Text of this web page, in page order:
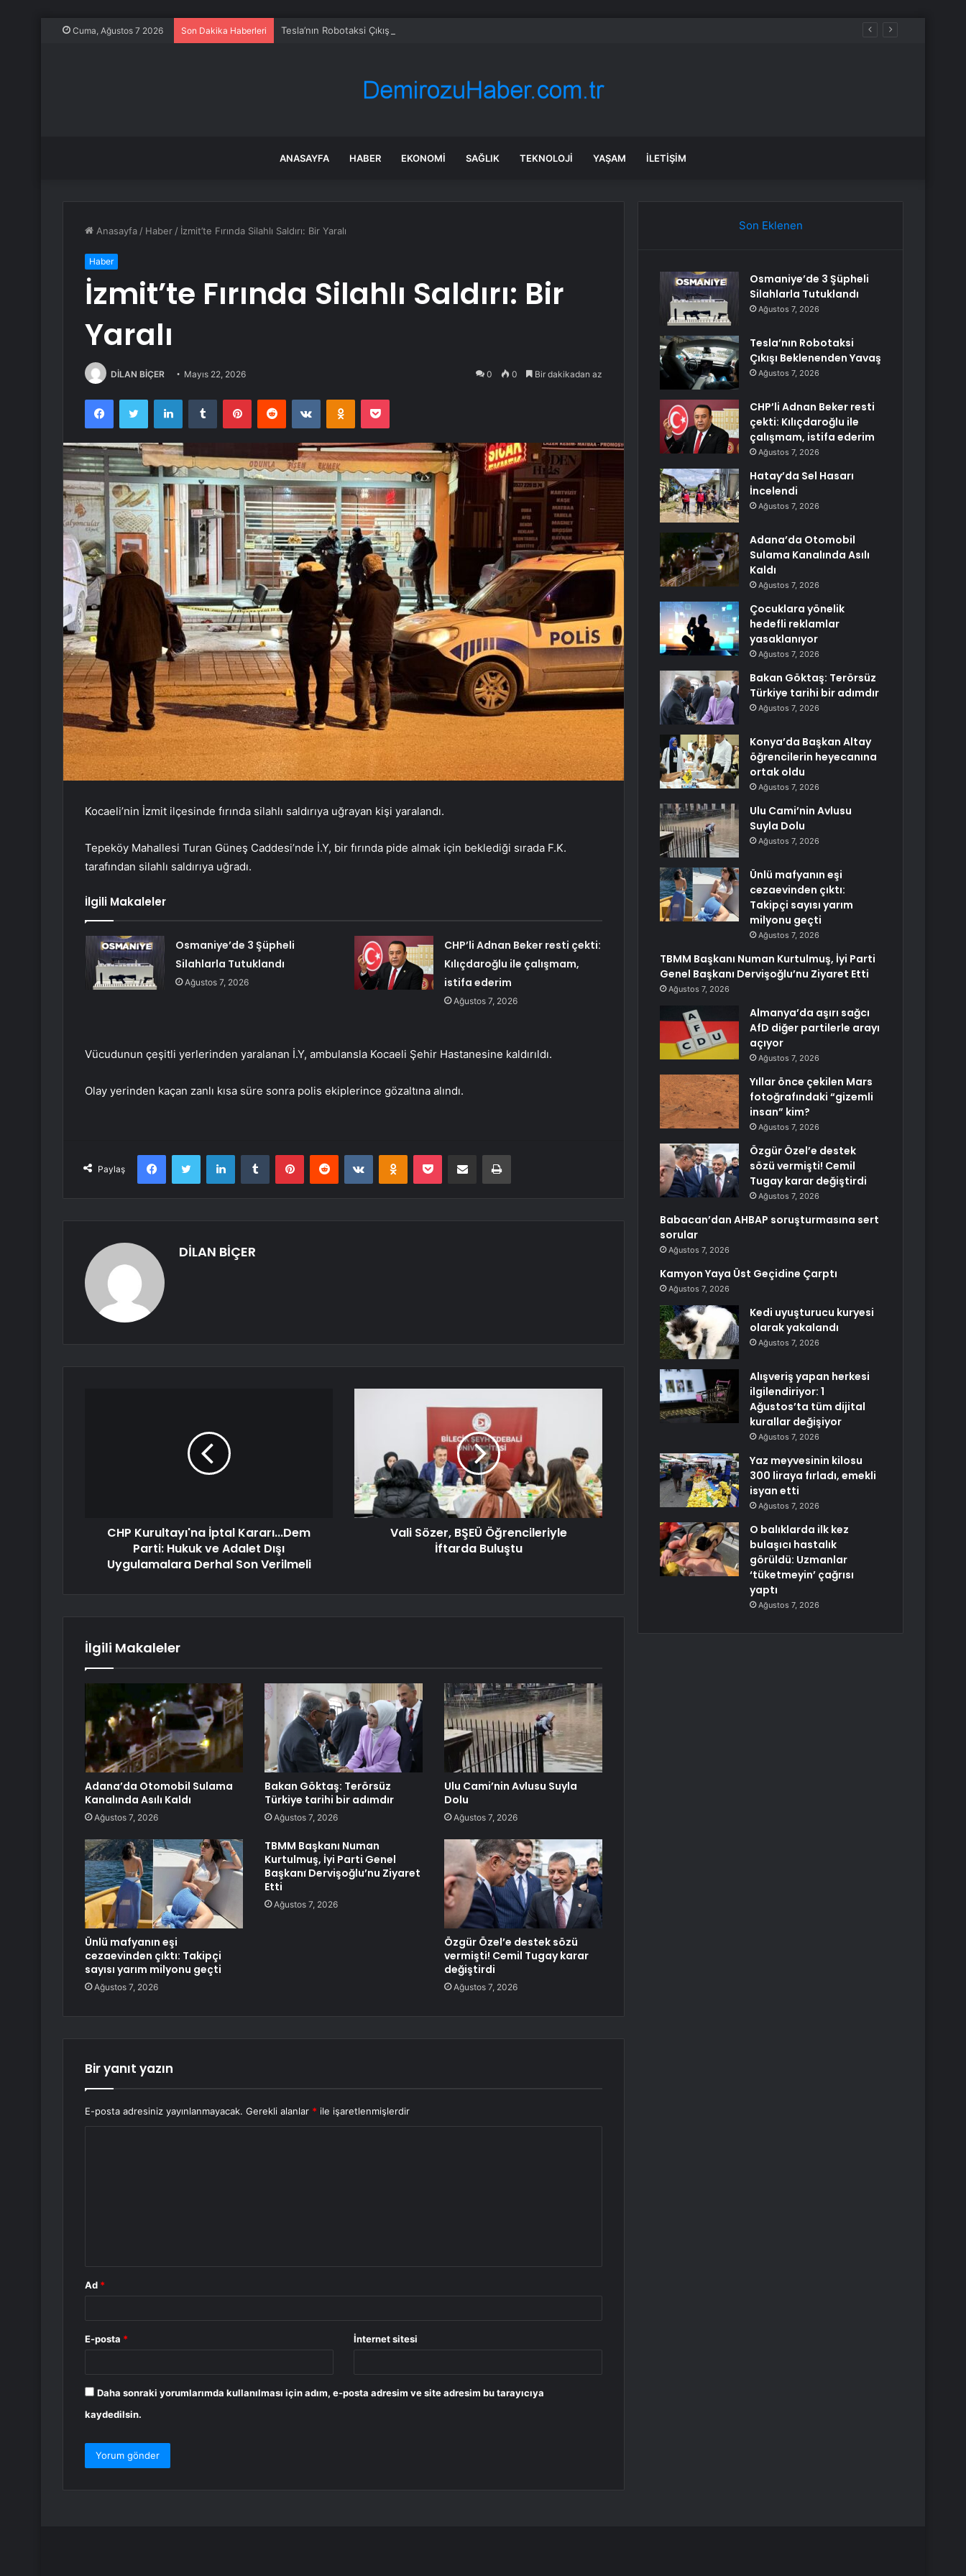
Cuma, Ağustos 7 2026 Son Dakika Haberleri Tesla’nın Robotaksi Çıkışı Beklenenden Yavaş
ANASAYFA HABER EKONOMI SAĞLIK TEKNOLOJI YAŞAM İLETIŞIM
Anasayfa / Haber / İzmit’te Fırında Silahlı Saldırı: Bir Yaralı
Haber
İzmit’te Fırında Silahlı Saldırı: Bir
Yaralı
DİLAN BİÇER Mayıs 22, 2026 0 0 Bir dakikadan az
FacebookTwitter LinkedInTumblr PinterestReddit VKontakteOdnoklassniki
Pocket
Kocaeli’nin İzmit ilçesinde fırında silahlı saldırıya uğrayan kişi yaralandı.
Tepeköy Mahallesi Turan Güneş Caddesi’nde İ.Y, bir fırında pide almak için beklediği sırada F.K.
tarafından silahlı saldırıya uğradı.
İlgili Makaleler
Osmaniye’de 3 Şüpheli
Silahlarla Tutuklandı
Ağustos 7, 2026
CHP’li Adnan Beker resti çekti:
Kılıçdaroğlu ile çalışmam,
istifa ederim
Ağustos 7, 2026
Vücudunun çeşitli yerlerinden yaralanan İ.Y, ambulansla Kocaeli Şehir Hastanesine kaldırıldı.
Olay yerinden kaçan zanlı kısa süre sonra polis ekiplerince gözaltına alındı.
Paylaş
FacebookTwitter LinkedInTumblr PinterestReddit VKontakteOdnoklassniki
Pocket E-Posta ile paylaş Yazdır
DİLAN BİÇER
CHP Kurultayı'na İptal Kararı...Dem
Parti: Hukuk ve Adalet Dışı
Uygulamalara Derhal Son Verilmeli
Vali Sözer, BŞEÜ Öğrencileriyle
İftarda Buluştu
İlgili Makaleler
Adana’da Otomobil Sulama
Kanalında Asılı Kaldı
Ağustos 7, 2026
Bakan Göktaş: Terörsüz
Türkiye tarihi bir adımdır
Ağustos 7, 2026
Ulu Cami’nin Avlusu Suyla
Dolu
Ağustos 7, 2026
Ünlü mafyanın eşi
cezaevinden çıktı: Takipçi
sayısı yarım milyonu geçti
Ağustos 7, 2026
TBMM Başkanı Numan
Kurtulmuş, İyi Parti Genel
Başkanı Dervişoğlu’nu Ziyaret
Etti
Ağustos 7, 2026
Özgür Özel’e destek sözü
vermişti! Cemil Tugay karar
değiştirdi
Ağustos 7, 2026
Bir yanıt yazın
E-posta adresiniz yayınlanmayacak. Gerekli alanlar * ile işaretlenmişlerdir
Ad *
E-posta * İnternet sitesi
Daha sonraki yorumlarımda kullanılması için adım, e-posta adresim ve site adresim bu tarayıcıya
kaydedilsin.
Son Eklenen
Osmaniye’de 3 Şüpheli
Silahlarla Tutuklandı
Ağustos 7, 2026
Tesla’nın Robotaksi
Çıkışı Beklenenden Yavaş
Ağustos 7, 2026
CHP’li Adnan Beker resti
çekti: Kılıçdaroğlu ile
çalışmam, istifa ederim
Ağustos 7, 2026
Hatay’da Sel Hasarı
İncelendi
Ağustos 7, 2026
Adana’da Otomobil
Sulama Kanalında Asılı
Kaldı
Ağustos 7, 2026
Çocuklara yönelik
hedefli reklamlar
yasaklanıyor
Ağustos 7, 2026
Bakan Göktaş: Terörsüz
Türkiye tarihi bir adımdır
Ağustos 7, 2026
Konya’da Başkan Altay
öğrencilerin heyecanına
ortak oldu
Ağustos 7, 2026
Ulu Cami’nin Avlusu
Suyla Dolu
Ağustos 7, 2026
Ünlü mafyanın eşi
cezaevinden çıktı:
Takipçi sayısı yarım
milyonu geçti
Ağustos 7, 2026
TBMM Başkanı Numan Kurtulmuş, İyi Parti
Genel Başkanı Dervişoğlu’nu Ziyaret Etti
Ağustos 7, 2026
Almanya’da aşırı sağcı
AfD diğer partilerle arayı
açıyor
Ağustos 7, 2026
Yıllar önce çekilen Mars
fotoğrafındaki “gizemli
insan” kim?
Ağustos 7, 2026
Özgür Özel’e destek
sözü vermişti! Cemil
Tugay karar değiştirdi
Ağustos 7, 2026
Babacan’dan AHBAP soruşturmasına sert
sorular
Ağustos 7, 2026
Kamyon Yaya Üst Geçidine Çarptı
Ağustos 7, 2026
Kedi uyuşturucu kuryesi
olarak yakalandı
Ağustos 7, 2026
Alışveriş yapan herkesi
ilgilendiriyor: 1
Ağustos’ta tüm dijital
kurallar değişiyor
Ağustos 7, 2026
Yaz meyvesinin kilosu
300 liraya fırladı, emekli
isyan etti
Ağustos 7, 2026
O balıklarda ilk kez
bulaşıcı hastalık
görüldü: Uzmanlar
‘tüketmeyin’ çağrısı
yaptı
Ağustos 7, 2026